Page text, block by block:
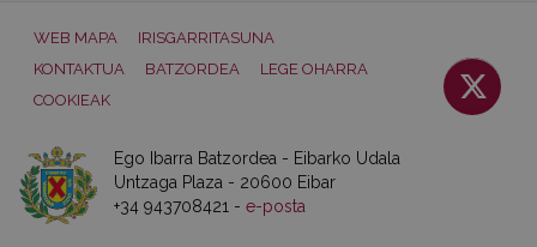
WEB MAPA
IRISGARRITASUNA
KONTAKTUA
BATZORDEA
LEGE OHARRA
COOKIEAK
Ego Ibarra Batzordea - Eibarko Udala
Untzaga Plaza - 20600 Eibar
+34 943708421 - e-posta